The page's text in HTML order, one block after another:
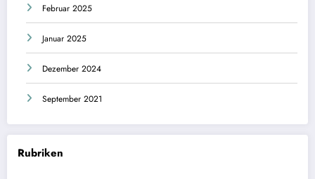
Februar 2025
Januar 2025
Dezember 2024
September 2021
Rubriken